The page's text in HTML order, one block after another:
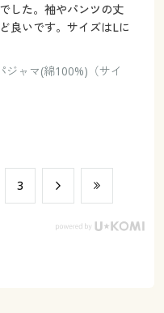
した。袖やパンツの丈
良いです。サイズはLに
ジャマ(綿100%)（サイ
​3